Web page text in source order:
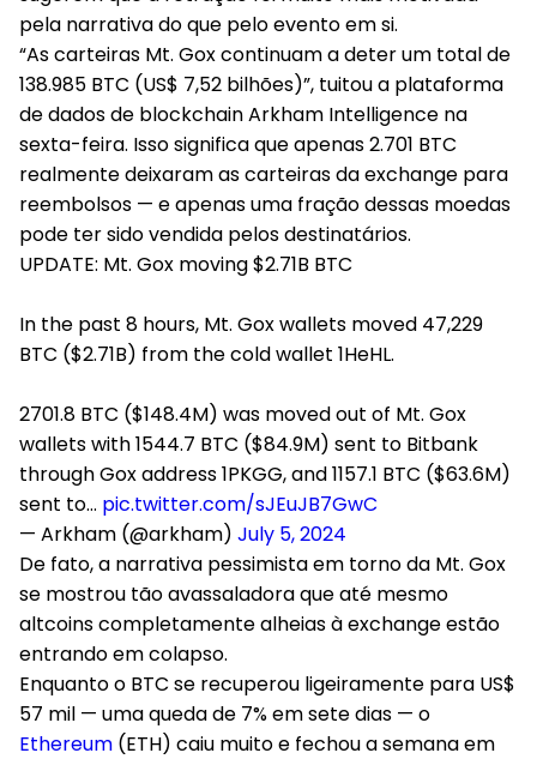
pela narrativa do que pelo evento em si.
“As carteiras Mt. Gox continuam a deter um total de
138.985 BTC (US$ 7,52 bilhões)”, tuitou a plataforma
de dados de blockchain Arkham Intelligence na
sexta-feira. Isso significa que apenas 2.701 BTC
realmente deixaram as carteiras da exchange para
reembolsos — e apenas uma fração dessas moedas
pode ter sido vendida pelos destinatários.
UPDATE: Mt. Gox moving $2.71B BTC
In the past 8 hours, Mt. Gox wallets moved 47,229
BTC ($2.71B) from the cold wallet 1HeHL.
2701.8 BTC ($148.4M) was moved out of Mt. Gox
wallets with 1544.7 BTC ($84.9M) sent to Bitbank
through Gox address 1PKGG, and 1157.1 BTC ($63.6M)
sent to… pic.twitter.com/sJEuJB7GwC
— Arkham (@arkham) July 5, 2024
De fato, a narrativa pessimista em torno da Mt. Gox
se mostrou tão avassaladora que até mesmo
altcoins completamente alheias à exchange estão
entrando em colapso.
Enquanto o BTC se recuperou ligeiramente para US$
57 mil — uma queda de 7% em sete dias — o
Ethereum (ETH) caiu muito e fechou a semana em